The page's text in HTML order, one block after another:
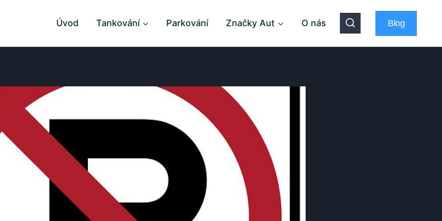
Úvod Tankování Parkování Značky Aut O nás Blog